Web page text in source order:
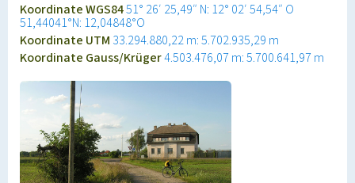
Koordinate WGS8451° 26′ 25,49″ N: 12° 02′ 54,54″ O
51,44041°N: 12,04848°O
Koordinate UTM 33.294.880,22 m: 5.702.935,29 m
Koordinate Gauss/Krüger4.503.476,07 m: 5.700.641,97 m